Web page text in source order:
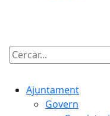
Cercar:
Ajuntament
Govern